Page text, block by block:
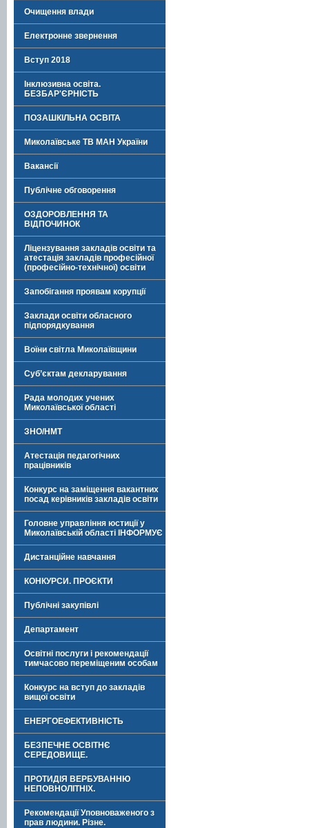
Очищення влади
Електронне звернення
Вступ 2018
Інклюзивна освіта.
БЕЗБАР'ЄРНІСТЬ
ПОЗАШКІЛЬНА ОСВІТА
Миколаївське ТВ МАН України
Вакансії
Публічне обговорення
ОЗДОРОВЛЕННЯ ТА
ВІДПОЧИНОК
Ліцензування закладів освіти та
атестація закладів професійної
(професійно-технічної) освіти
Запобігання проявам корупції
Заклади освіти обласного
підпорядкування
Воїни світла Миколаївщини
Суб’єктам декларування
Рада молодих учених
Миколаївської області
ЗНО/НМТ
Атестація педагогічних
працівників
Конкурс на заміщення вакантних
посад керівників закладів освіти
Головне управління юстиції у
Миколаївській області ІНФОРМУЄ
Дистанційне навчання
КОНКУРСИ. ПРОЄКТИ
Публічні закупівлі
Департамент
Освітні послуги і рекомендації
тимчасово переміщеним особам
Конкурс на вступ до закладів
вищої освіти
ЕНЕРГОЕФЕКТИВНІСТЬ
БЕЗПЕЧНЕ ОСВІТНЄ
СЕРЕДОВИЩЕ.
ПРОТИДІЯ ВЕРБУВАННЮ
НЕПОВНОЛІТНІХ.
Рекомендації Уповноваженого з
прав людини. Різне.